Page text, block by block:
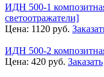
ИДН 500-1
светоотражатели]
Цена: 1120 руб.
ИДН 500-2
Цена: 420 руб. Заказать